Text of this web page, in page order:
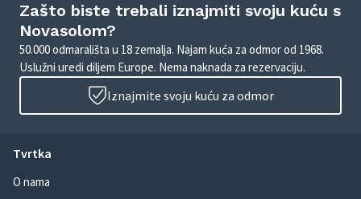
Zašto biste trebali iznajmiti svoju kuću s
Novasolom?
50.000 odmarališta u 18 zemalja. Najam kuća za odmor od 1968.
Uslužni uredi diljem Europe. Nema naknada za rezervaciju.
Iznajmite svoju kuću za odmor
Tvrtka
O nama